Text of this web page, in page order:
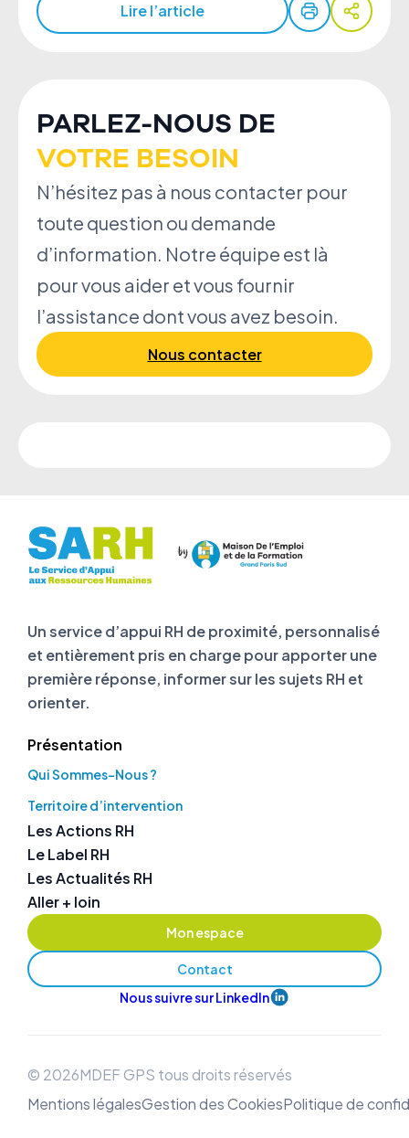
Lire l’article
PARLEZ-NOUS DE
VOTRE BESOIN
N’hésitez pas à nous contacter pour
toute question ou demande
d’information. Notre équipe est là
pour vous aider et vous fournir
l’assistance dont vous avez besoin.
Nous contacter
Un service d’appui RH de proximité, personnalisé
et entièrement pris en charge pour apporter une
première réponse, informer sur les sujets RH et
orienter.
Présentation
Qui Sommes-Nous ?
Territoire d’intervention
Les Actions RH
Le Label RH
Les Actualités RH
Aller + loin
Mon espace
Contact
Nous suivre sur LinkedIn
© 2026MDEF GPS tous droits réservés
Mentions légalesGestion des CookiesPolitique de